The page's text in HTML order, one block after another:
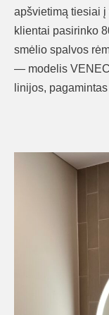
apšvietimą tiesiai
klientai pasirinko
smėlio spalvos
— modelis
linijos,